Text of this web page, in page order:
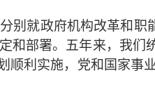
别就政府机构改革和职
和部署。五年来，
我们
顺利实施，党和国家事